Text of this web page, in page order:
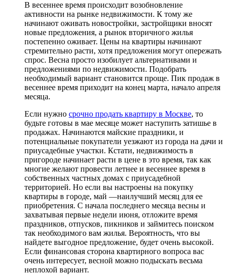
В весеннее время происходит возобновление
активности на рынке недвижимости. К тому же
начинают оживать новостройки, застройщики вносят
новые предложения, а рынок вторичного жилья
постепенно оживает. Цены на квартиры начинают
стремительно расти, хотя предложения могут опережать
спрос. Весна просто изобилует альтернативами и
предложениями по недвижимости. Подобрать
необходимый вариант становится проще. Пик продаж в
весеннее время приходит на конец марта, начало апреля
месяца.
Если нужно срочно продать квартиру в Москве, то
будьте готовы в мае месяце может наступить затишье в
продажах. Начинаются майские праздники, и
потенциальные покупатели уезжают из города на дачи и
приусадебные участки. Кстати, недвижимость в
пригороде начинает расти в цене в это время, так как
многие желают провести летнее и весеннее время в
собственных частных домах с приусадебной
территорией. Но если вы настроены на покупку
квартиры в городе, май —наилучший месяц для ее
приобретения. С начала последнего месяца весны и
захватывая первые недели июня, отложите время
праздников, отпусков, пикников и займитесь поиском
так необходимого вам жилья. Вероятность, что вы
найдете выгодное предложение, будет очень высокой.
Если финансовая сторона квартирного вопроса вас
очень интересует, весной можно подыскать весьма
неплохой вариант.